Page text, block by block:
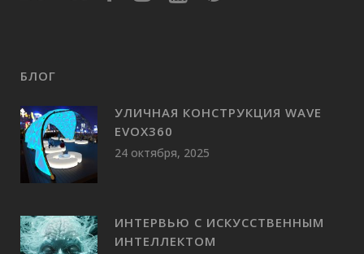
БЛОГ
УЛИЧНАЯ КОНСТРУКЦИЯ WAVE
EVOX360
24 октября, 2025
ИНТЕРВЬЮ С ИСКУССТВЕННЫМ
ИНТЕЛЛЕКТОМ